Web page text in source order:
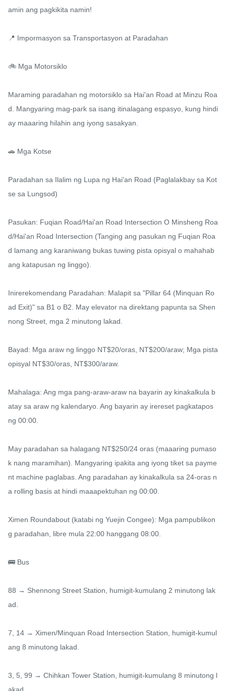
amin ang pagkikita namin!
📍 Impormasyon sa Transportasyon at Paradahan
🚲 Mga Motorsiklo
Maraming paradahan ng motorsiklo sa Hai'an Road at Minzu Roa
d. Mangyaring mag-park sa isang itinalagang espasyo, kung hindi
ay maaaring hilahin ang iyong sasakyan.
🚗 Mga Kotse
Paradahan sa Ilalim ng Lupa ng Hai'an Road (Paglalakbay sa Kot
se sa Lungsod)
Pasukan: Fuqian Road/Hai'an Road Intersection O Minsheng Roa
d/Hai'an Road Intersection (Tanging ang pasukan ng Fuqian Roa
d lamang ang karaniwang bukas tuwing pista opisyal o mahahab
ang katapusan ng linggo).
Inirerekomendang Paradahan: Malapit sa "Pillar 64 (Minquan Ro
ad Exit)" sa B1 o B2. May elevator na direktang papunta sa Shen
nong Street, mga 2 minutong lakad.
Bayad: Mga araw ng linggo NT$20/oras, NT$200/araw; Mga pista
opisyal NT$30/oras, NT$300/araw.
Mahalaga: Ang mga pang-araw-araw na bayarin ay kinakalkula b
atay sa araw ng kalendaryo. Ang bayarin ay irereset pagkatapos
ng 00:00.
May paradahan sa halagang NT$250/24 oras (maaaring pumaso
k nang maramihan). Mangyaring ipakita ang iyong tiket sa payme
nt machine paglabas. Ang paradahan ay kinakalkula sa 24-oras n
a rolling basis at hindi maaapektuhan ng 00:00.
Ximen Roundabout (katabi ng Yuejin Congee): Mga pampublikon
g paradahan, libre mula 22:00 hanggang 08:00.
🚌 Bus
88 → Shennong Street Station, humigit-kumulang 2 minutong lak
ad.
7, 14 → Ximen/Minquan Road Intersection Station, humigit-kumul
ang 8 minutong lakad.
3, 5, 99 → Chihkan Tower Station, humigit-kumulang 8 minutong l
akad.